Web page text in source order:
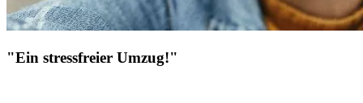
"Ein stressfreier Umzug!"